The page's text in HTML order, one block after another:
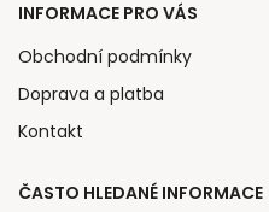
INFORMACE PRO VÁS
Obchodní podmínky
Doprava a platba
Kontakt
ČASTO HLEDANÉ INFORMACE